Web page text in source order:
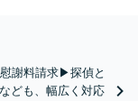
謝料請求▶︎探偵と
ども、幅広く対応